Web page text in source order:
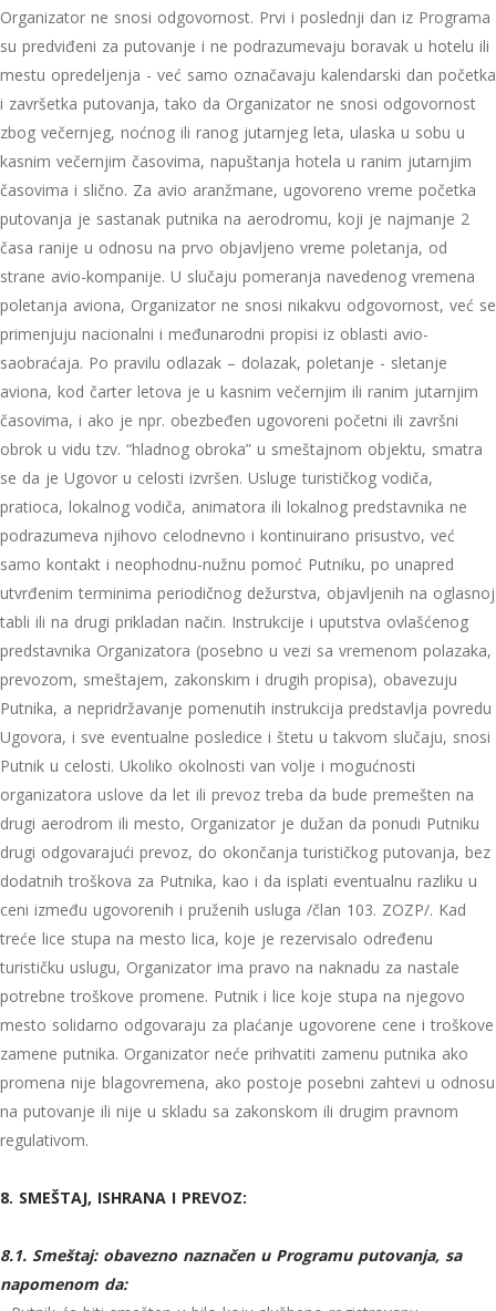
Organizator ne snosi odgovornost. Prvi i poslednji dan iz Programa
su predviđeni za putovanje i ne podrazumevaju boravak u hotelu ili
mestu opredeljenja - već samo označavaju kalendarski dan početka
i završetka putovanja, tako da Organizator ne snosi odgovornost
zbog večernjeg, noćnog ili ranog jutarnjeg leta, ulaska u sobu u
kasnim večernjim časovima, napuštanja hotela u ranim jutarnjim
časovima i slično. Za avio aranžmane, ugovoreno vreme početka
putovanja je sastanak putnika na aerodromu, koji je najmanje 2
časa ranije u odnosu na prvo objavljeno vreme poletanja, od
strane avio-kompanije. U slučaju pomeranja navedenog vremena
poletanja aviona, Organizator ne snosi nikakvu odgovornost, već se
primenjuju nacionalni i međunarodni propisi iz oblasti avio-
saobraćaja. Po pravilu odlazak – dolazak, poletanje - sletanje
aviona, kod čarter letova je u kasnim večernjim ili ranim jutarnjim
časovima, i ako je npr. obezbeđen ugovoreni početni ili završni
obrok u vidu tzv. “hladnog obroka” u smeštajnom objektu, smatra
se da je Ugovor u celosti izvršen. Usluge turističkog vodiča,
pratioca, lokalnog vodiča, animatora ili lokalnog predstavnika ne
podrazumeva njihovo celodnevno i kontinuirano prisustvo, već
samo kontakt i neophodnu-nužnu pomoć Putniku, po unapred
utvrđenim terminima periodičnog dežurstva, objavljenih na oglasnoj
tabli ili na drugi prikladan način. Instrukcije i uputstva ovlašćenog
predstavnika Organizatora (posebno u vezi sa vremenom polazaka,
prevozom, smeštajem, zakonskim i drugih propisa), obavezuju
Putnika, a nepridržavanje pomenutih instrukcija predstavlja povredu
Ugovora, i sve eventualne posledice i štetu u takvom slučaju, snosi
Putnik u celosti. Ukoliko okolnosti van volje i mogućnosti
organizatora uslove da let ili prevoz treba da bude premešten na
drugi aerodrom ili mesto, Organizator je dužаn dа ponudi Putniku
drugi odgovаrаjući prevoz, do okončаnjа turističkog putovаnjа, bez
dodаtnih troškovа zа Putnika, kаo i dа isplаti eventuаlnu rаzliku u
ceni između ugovorenih i pruženih uslugа /član 103. ZOZP/. Kad
treće lice stupa na mesto lica, koje je rezervisalo određenu
turističku uslugu, Organizator ima pravo na naknadu za nastale
potrebne troškove promene. Putnik i lice koje stupa na njegovo
mesto solidarno odgovaraju za plaćanje ugovorene cene i troškove
zamene putnika. Organizator neće prihvatiti zamenu putnika ako
promena nije blagovremena, ako postoje posebni zahtevi u odnosu
na putovanje ili nije u skladu sa zakonskom ili drugim pravnom
regulativom.
8. SMEŠTAJ, ISHRANA I PREVOZ:
8.1. Smeštaj: obavezno naznačen u Programu putovanja, sa
napomenom da: